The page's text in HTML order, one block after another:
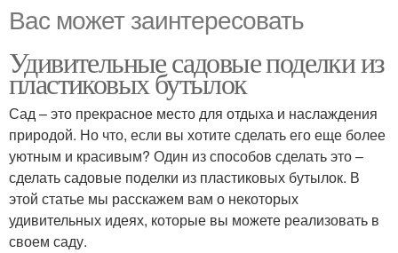
Вас может заинтересовать
Удивительные садовые поделки из
пластиковых бутылок
Сад – это прекрасное место для отдыха и наслаждения
природой. Но что, если вы хотите сделать его еще более
уютным и красивым? Один из способов сделать это –
сделать садовые поделки из пластиковых бутылок. В
этой статье мы расскажем вам о некоторых
удивительных идеях, которые вы можете реализовать в
своем саду.